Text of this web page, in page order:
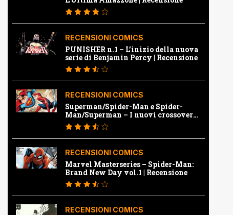
RECENSIONI COMICS
PUNISHER n.1 – L’inizio della nuova
serie di Benjamin Percy | Recensione
RECENSIONI COMICS
Superman/Spider-Man e Spider-
Man/Superman – I nuovi crossover
Marvel e Dc | Recensione
RECENSIONI COMICS
Marvel Masterseries – Spider-Man:
Brand New Day vol.1 | Recensione
RECENSIONI COMICS